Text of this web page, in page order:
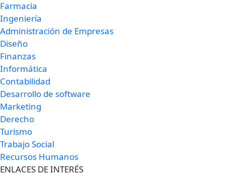
Farmacia
Ingeniería
Administración de Empresas
Diseño
Finanzas
Informática
Contabilidad
Desarrollo de software
Marketing
Derecho
Turismo
Trabajo Social
Recursos Humanos
ENLACES DE INTERÉS